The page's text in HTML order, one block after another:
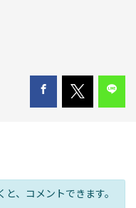
、コメントできます。